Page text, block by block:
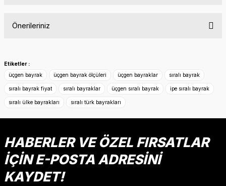
Önerileriniz
konularda yetersiz gördüğünüz noktaları öneri formunu
Görüş ve önerileriniz için teşekkür ederiz.
Ürün resmi kalitesiz, bozuk veya görüntülenemiyor.
Ürün açıklamasında eksik bilgiler bulunuyor.
Ürün bilgilerinde hatalar bulunuyor.
Ürün fiyatı diğer sitelerden daha pahalı.
Bu ürüne benzer farklı alternatifler olmalı.
Etiketler :
üçgen bayrak
üçgen bayrak ölçüleri üçgen bayraklar sıralı bayrak
sıralı bayrak fiyat sıralı bayraklar üçgen sıralı bayrak ipe sıralı bayrak
sıralı ülke bayrakları sıralı türk bayrakları
HABERLER VE ÖZEL FIRSATLAR
İÇİN E-POSTA ADRESİNİ
KAYDET!